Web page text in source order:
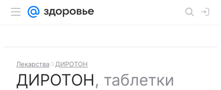
Лекарства ДИРОТОН
ДИРОТОН, таблетки